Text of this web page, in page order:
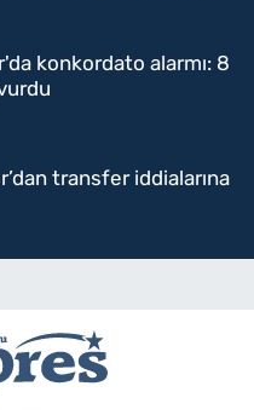
konkordato alarmı: 8
transfer iddialarına